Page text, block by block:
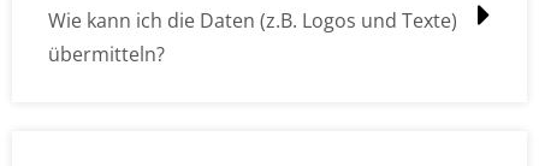
Wie kann ich die Daten (z.B. Logos und Texte)
übermitteln?